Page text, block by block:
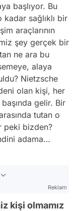
başlıyor. Bu
sağlıklı bir
araçlarının
şey gerçek bir
ne ara bu
alaya
Nietzsche
olan kişi, her
başında gelir. Bir
tutan o
peki bizden?
adama…
Reklam
kişi olmamız